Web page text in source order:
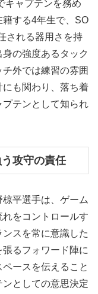
キャプテンを務め
する4年生で、SO
される器用さを持
の強度あるタック
外では練習の雰囲
も関わり、落ち着
テンとして知られ
攻守の責任
平選手は、ゲーム
をコントロールす
スを常に意識した
るフォワード陣に
ースを伝えること
としての意思決定